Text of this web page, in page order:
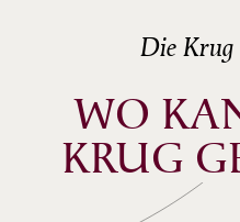
Die Krug
WO
KRUG